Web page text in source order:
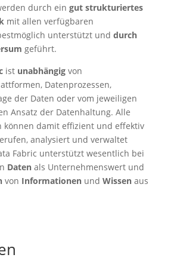
durch ein gut strukturiertes
mit allen verfügbaren
unterstützt und durch
geführt.
ist unabhängigvon
Datenprozessen,
der Daten oder vom jeweiligen
Ansatz der Datenhaltung. Alle
können damit effizient und effektiv
analysiert und verwaltet
Fabric unterstützt wesentlich bei
Datenals Unternehmenswert und
von Informationenund Wissenaus